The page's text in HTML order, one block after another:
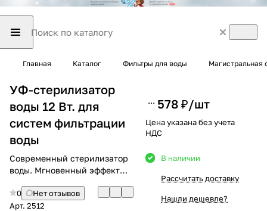
Главная Каталог Фильтры для воды Магистральная
УФ-стерилизатор
воды 12 Вт. для
систем фильтрации
воды
Современный стерилизатор
воды. Мгновенный эффект
0
Нет отзывов
Арт. 2512
578 ₽/шт
Цена указана без учета
НДС
В наличии
Рассчитать доставку
Нашли дешевле?